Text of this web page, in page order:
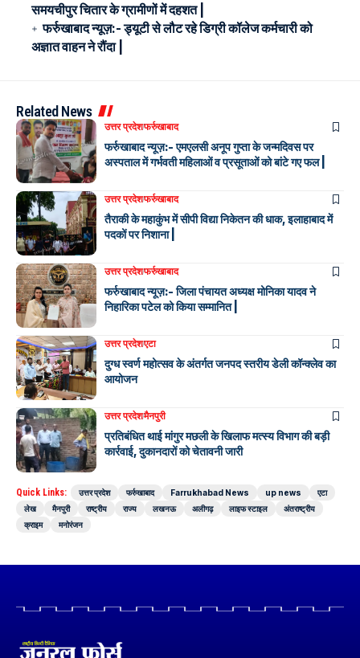
समयचीपुर चितार के ग्रामीणों में दहशत |
फर्रुखाबाद न्यूज़:- ड्यूटी से लौट रहे डिग्री कॉलेज कर्मचारी को
अज्ञात वाहन ने रौंदा |
Related News
उत्तर प्रदेशफर्रुखाबाद
फर्रुखाबाद न्यूज़:- एमएलसी अनूप गुप्ता के जन्मदिवस पर
अस्पताल में गर्भवती महिलाओं व प्रसूताओं को बांटे गए फल |
उत्तर प्रदेशफर्रुखाबाद
तैराकी के महाकुंभ में सीपी विद्या निकेतन की धाक, इलाहाबाद में
पदकों पर निशाना |
उत्तर प्रदेशफर्रुखाबाद
फर्रुखाबाद न्यूज़:- जिला पंचायत अध्यक्ष मोनिका यादव ने
निहारिका पटेल को किया सम्मानित |
उत्तर प्रदेशएटा
दुग्ध स्वर्ण महोत्सव के अंतर्गत जनपद स्तरीय डेली कॉन्क्लेव का
आयोजन
उत्तर प्रदेशमैनपुरी
प्रतिबंधित थाई मांगुर मछली के खिलाफ मत्स्य विभाग की बड़ी
कार्रवाई, दुकानदारों को चेतावनी जारी
Quick Links: उत्तर प्रदेश फर्रुखाबाद Farrukhabad News up news
एटा
लेख
मैनपुरी राष्ट्रीय राज्य लखनऊ अलीगढ़ लाइफ स्टाइल
अंतराष्ट्रीय
क्राइम
मनोरंजन